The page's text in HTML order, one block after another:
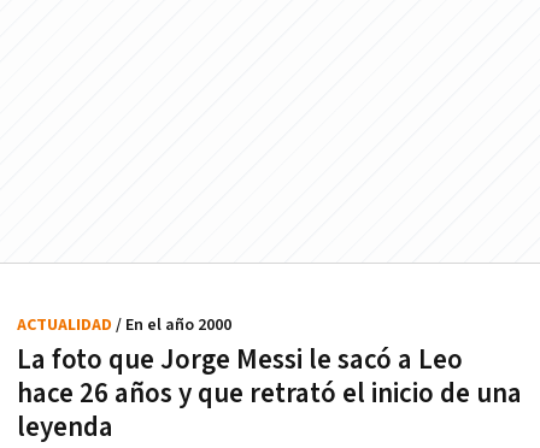
La foto que Jorge Messi le sacó a Leo
hace 26 años y que retrató el inicio de una
leyenda
ACTUALIDAD / En el año 2000